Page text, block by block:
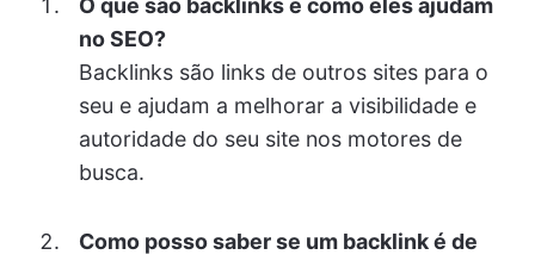
no SEO?
Backlinks são links de outros sites para o
seu e ajudam a melhorar a visibilidade e
autoridade do seu site nos motores de
busca.
Como posso saber se um backlink é de